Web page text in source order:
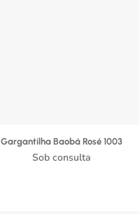
Gargantilha Baobá Rosé 1003
Sob consulta